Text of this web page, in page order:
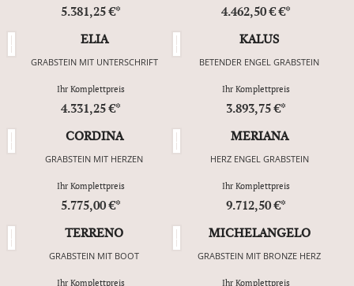
5.381,25 €* 4.462,50 € €*
ELIA
GRABSTEIN MIT UNTERSCHRIFT
Ihr Komplettpreis
4.331,25 €*
KALUS
BETENDER ENGEL GRABSTEIN
Ihr Komplettpreis
3.893,75 €*
CORDINA
GRABSTEIN MIT HERZEN
Ihr Komplettpreis
5.775,00 €*
MERIANA
HERZ ENGEL GRABSTEIN
Ihr Komplettpreis
9.712,50 €*
TERRENO
GRABSTEIN MIT BOOT
Ihr Komplettpreis
MICHELANGELO
GRABSTEIN MIT BRONZE HERZ
Ihr Komplettpreis